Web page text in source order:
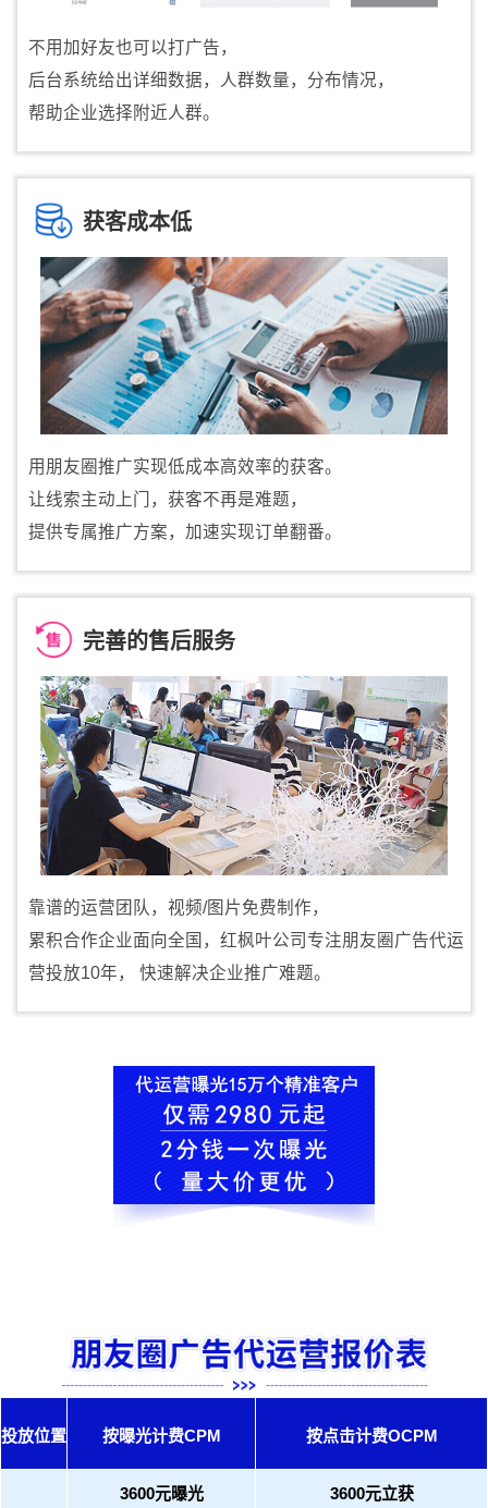
不用加好友也可以打广告，
后台系统给出详细数据，人群数量，分布情况，
帮助企业选择附近人群。
获客成本低
用朋友圈推广实现低成本高效率的获客。
让线索主动上门，获客不再是难题，
提供专属推广方案，加速实现订单翻番。
完善的售后服务
靠谱的运营团队，视频/图片免费制作，
累积合作企业面向全国，红枫叶公司专注朋友圈广告代运
营投放10年， 快速解决企业推广难题。
投放位置 按曝光计费CPM 按点击计费OCPM
3600元曝光
3600元立获